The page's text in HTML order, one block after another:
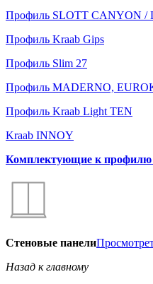
Профиль SLOTT CANYON
Профиль Kraab Gips
Профиль Slim 27
Профиль MADERNO,
Профиль Kraab Light TEN
Kraab INNOY
Комплектующие к профилю
Стеновые панели
Назад к главному